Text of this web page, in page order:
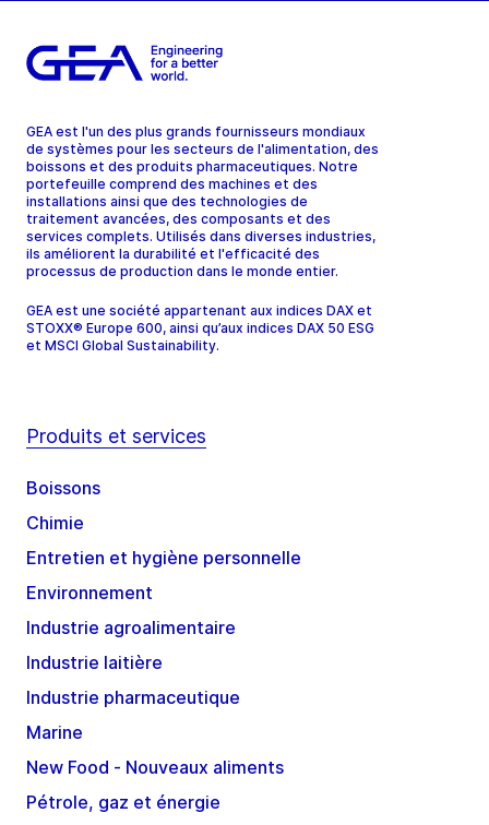
GEA est l'un des plus grands fournisseurs mondiaux
de systèmes pour les secteurs de l'alimentation, des
boissons et des produits pharmaceutiques. Notre
portefeuille comprend des machines et des
installations ainsi que des technologies de
traitement avancées, des composants et des
services complets. Utilisés dans diverses industries,
ils améliorent la durabilité et l'efficacité des
processus de production dans le monde entier.
GEA est une société appartenant aux indices DAX et
STOXX® Europe 600, ainsi qu’aux indices DAX 50 ESG
et MSCI Global Sustainability.
Produits et services
Boissons
Chimie
Entretien et hygiène personnelle
Environnement
Industrie agroalimentaire
Industrie laitière
Industrie pharmaceutique
Marine
New Food - Nouveaux aliments
Pétrole, gaz et énergie